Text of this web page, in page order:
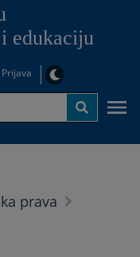
edukaciju
Prijava
prava